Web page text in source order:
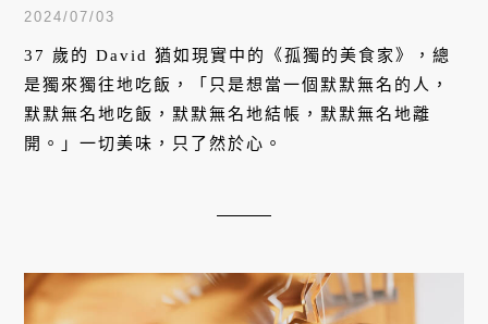
2024/07/03
37 歲的 David 猶如現實中的《孤獨的美食家》，總
是獨來獨往地吃飯，「只是想當一個默默無名的人，
默默無名地吃飯，默默無名地結帳，默默無名地離
開。」一切美味，只了然於心。